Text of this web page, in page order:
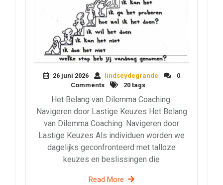
26 juni 2026 lindseydegrande
0
Comments
20 tags
Het Belang van Dilemma Coaching:
Navigeren door Lastige Keuzes Het Belang
van Dilemma Coaching: Navigeren door
Lastige Keuzes Als individuen worden we
dagelijks geconfronteerd met talloze
keuzes en beslissingen die
Read More